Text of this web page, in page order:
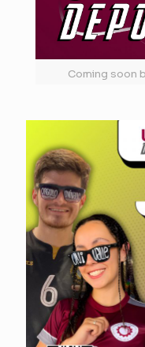
Coming soon